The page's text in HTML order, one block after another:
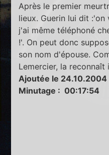
Après le premier
lieux. Guerin lui dit
j'ai même téléphoné
!'. On peut donc
son nom d'épouse.
Lemercier, la reconnaît
Ajoutée le 24.10.2004
Minutage : 00:17:54